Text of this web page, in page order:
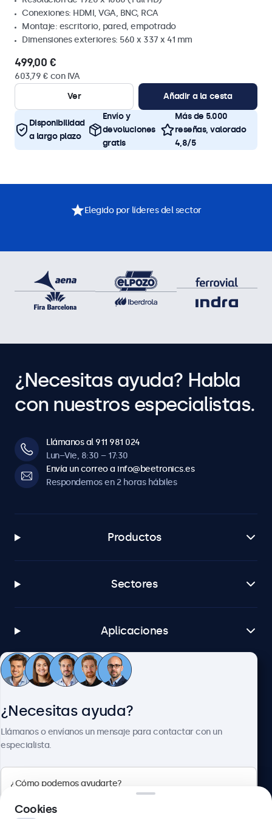
Conexiones: HDMI, VGA, BNC, RCA
Montaje: escritorio, pared, empotrado
Dimensiones exteriores: 560 x 337 x 41 mm
499,00 €
603,79 € con IVA
Ver
Añadir a la cesta
Disponibilidad
a largo plazo
Envío y
devoluciones
gratis
Más de 5.000
reseñas, valorado
4,8/5
Elegido por líderes del sector
¿Necesitas ayuda? Habla
con nuestros especialistas.
Llámanos al 911 981 024
Lun–Vie, 8:30 – 17:30
Envía un correo a info@beetronics.es
Respondemos en 2 horas hábiles
Productos
Sectores
Aplicaciones
Atención al cliente
¿Necesitas ayuda?
Llámanos o envíanos un mensaje para contactar con un
especialista.
Cookies